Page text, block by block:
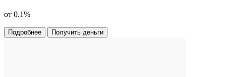
от 0.1%
Подробнее Получить деньги